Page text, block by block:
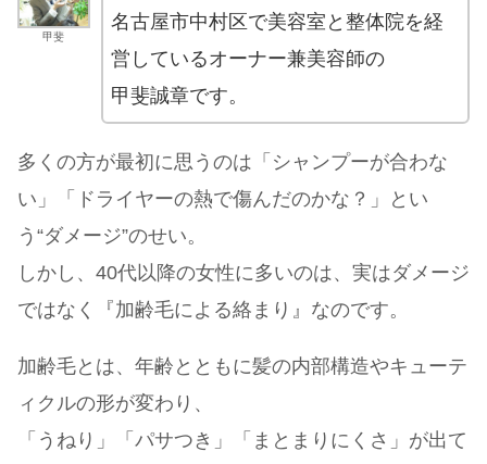
甲斐
名古屋市中村区で美容室と整体院を経
営しているオーナー兼美容師の
甲斐誠章です。
多くの方が最初に思うのは「シャンプーが合わな
い」「ドライヤーの熱で傷んだのかな？」とい
う“ダメージ”のせい。
しかし、40代以降の女性に多いのは、実はダメージ
ではなく『加齢毛による絡まり』なのです。
加齢毛とは、年齢とともに髪の内部構造やキューテ
ィクルの形が変わり、
「うねり」「パサつき」「まとまりにくさ」が出て